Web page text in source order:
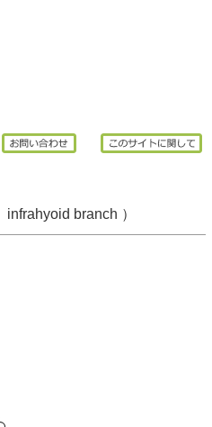
infrahyoid branch ）